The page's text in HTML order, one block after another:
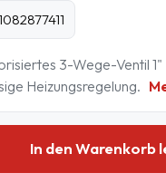
3-Wege-Ventil 1"
Heizungsregelung.
In den Warenkorb